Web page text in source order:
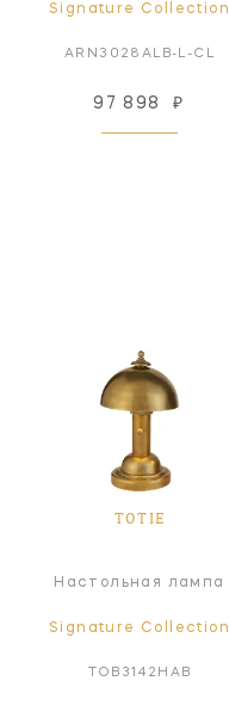
Signature Collection
ARN3028ALB-L-CL
97 898 ₽
TOTIE
Настольная лампа
Signature Collection
TOB3142HAB